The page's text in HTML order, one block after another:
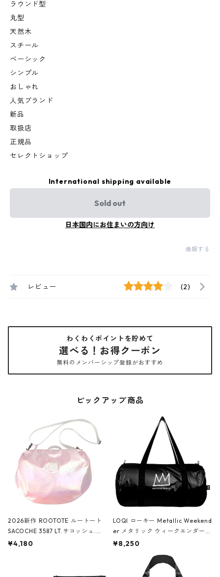
ラウンド型
丸型
天然木
スチール
ベーシック
シンプル
おしゃれ
人気ブランド
新品
取扱店
正規品
セレクトショップ
International shipping available
Sold out
日本国内にお住まいの方向け
通報する
レビュー (2)
わくわくポイントを貯めて
選べる！お得クーポン
無料のメンバーシップ登録がおすすめ
ピックアップ商品
2026新作 ROOTOTE ルートート
SACOCHE 3587 LT.サコッシュ.ル
ミエ-B ショルダーバッグ グロスピ
¥4,180
LOQI ローキー Metallic Weekend
er メタリック ウィークエンダー
ボストンバッグ ショルダーバッグ
Black ジャン=ミッシェル・バスキ
ア/クラウン ブラック
¥8,250